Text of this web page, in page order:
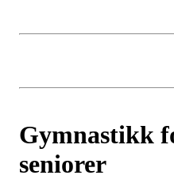
Gymnastikk
seniorer